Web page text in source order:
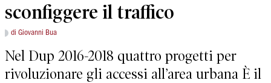
sconfiggere il traffico
di Giovanni Bua
Nel Dup 2016-2018 quattro progetti per
rivoluzionare gli accessi all’area urbana È il